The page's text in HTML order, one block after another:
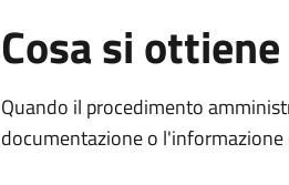
Cosa si ottiene
Quando il procedimento
documentazione o l'informazione